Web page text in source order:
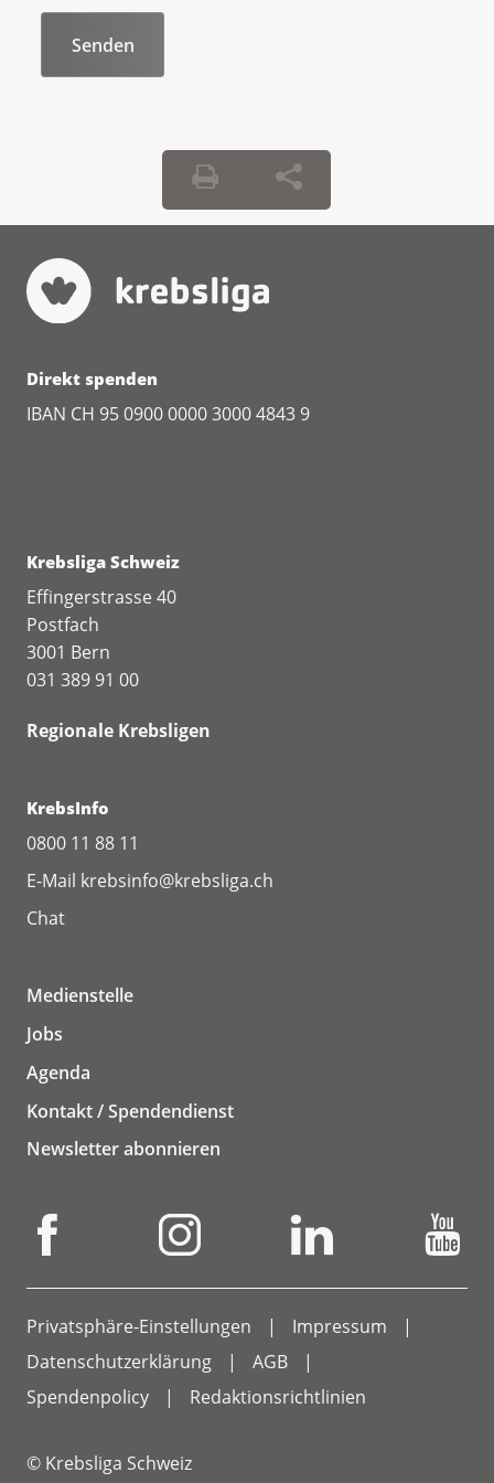
Direkt spenden
IBAN CH 95 0900 0000 3000 4843 9
Krebsliga Schweiz
Effingerstrasse 40
Postfach
3001 Bern
031 389 91 00
Regionale Krebsligen
KrebsInfo
0800 11 88 11
E-Mail krebsinfo@krebsliga.ch
Chat
Medienstelle
Jobs
Agenda
Kontakt / Spendendienst
Newsletter abonnieren
Privatsphäre-Einstellungen
Impressum
Datenschutzerklärung
AGB
Spendenpolicy
Redaktionsrichtlinien
© Krebsliga Schweiz